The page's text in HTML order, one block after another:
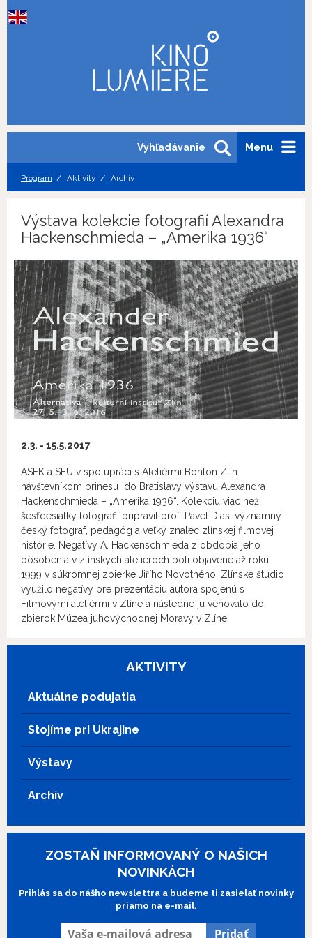
Menu
Vyhľadávanie
Program Aktivity Archív
Výstava kolekcie fotografií Alexandra
Hackenschmieda – „Amerika 1936“
2.3. - 15.5.2017
ASFK a SFÚ v spolupráci s Ateliérmi Bonton Zlín
návštevníkom prinesú do Bratislavy výstavu Alexandra
Hackenschmieda – „Amerika 1936“. Kolekciu viac než
šesťdesiatky fotografií pripravil prof. Pavel Dias, významný
český fotograf, pedagóg a veľký znalec zlínskej filmovej
histórie. Negatívy A. Hackenschmieda z obdobia jeho
pôsobenia v zlínskych ateliéroch boli objavené až roku
1999 v súkromnej zbierke Jiřího Novotného. Zlínske štúdio
využilo negatívy pre prezentáciu autora spojenú s
Filmovými ateliérmi v Zlíne a následne ju venovalo do
zbierok Múzea juhovýchodnej Moravy v Zlíne.
AKTIVITY
Aktuálne podujatia
Stojíme pri Ukrajine
Výstavy
Archív
ZOSTAŇ INFORMOVANÝ O NAŠICH
NOVINKÁCH
Prihlás sa do nášho newslettra a budeme ti zasielať novinky
priamo na e-mail.